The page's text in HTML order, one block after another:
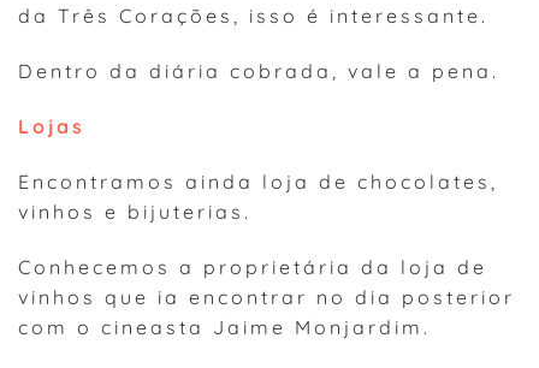
da Três Corações, isso é interessante.
Dentro da diária cobrada, vale a pena.
Lojas
Encontramos ainda loja de chocolates,
vinhos e bijuterias.
Conhecemos a proprietária da loja de
vinhos que ia encontrar no dia posterior
com o cineasta Jaime Monjardim.